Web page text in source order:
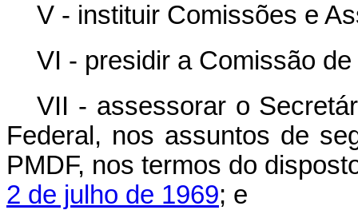
V - instituir Comissões e
VI - presidir a Comissão
VII - assessorar o
Federal, nos assuntos de
PMDF, nos termos do
2 de julho de 1969; e